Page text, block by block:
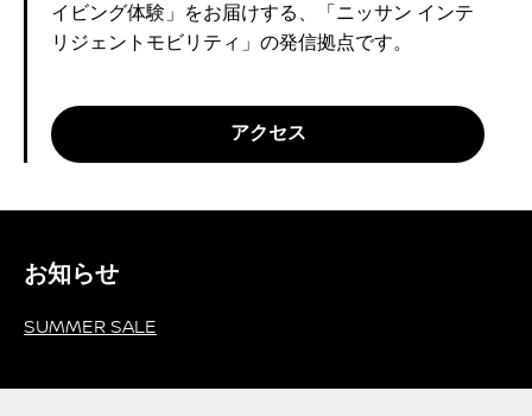
す。ここでしか味わえないクロッシング ソーダ
や、最先端技術を用いて、日産のオリジナルデザ
す。
お知らせ
SUMMER SALE